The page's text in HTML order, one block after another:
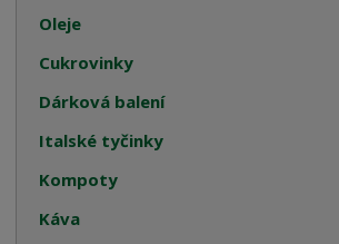
Oleje
Cukrovinky
Dárková balení
Italské tyčinky
Kompoty
Káva